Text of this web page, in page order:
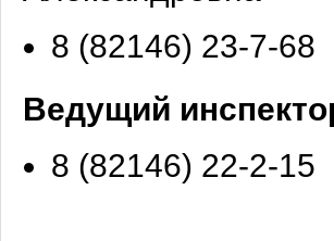
8 (82146) 23-7-68
Ведущий
8 (82146) 22-2-15